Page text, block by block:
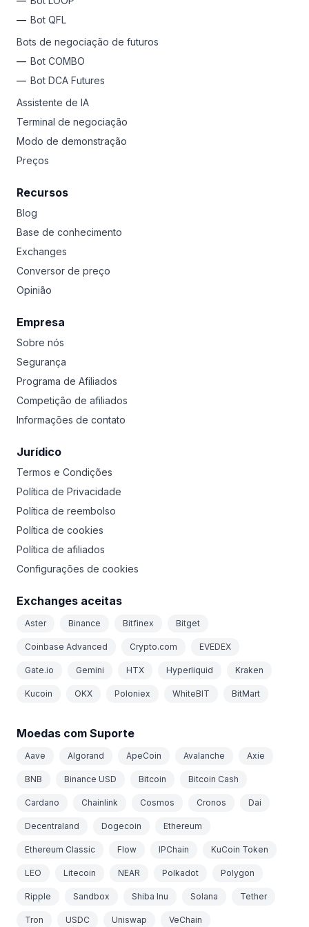
e acesse 17 exchanges em um só lugar, libere bots de
use ferramentas avançadas para garantir ganhos e
limitar perdas, HODL a longo prazo ou negocie
a Bitsgap é sua plataforma de lançamento para riquezas
em criptomoedas.
Bot QFL
Bots de negociação de futuros
Bot COMBO
Bot DCA Futures
Assistente de IA
Terminal de negociação
Modo de demonstração
Preços
Recursos
Blog
Base de conhecimento
Exchanges
Conversor de preço
Opinião
Empresa
Sobre nós
Segurança
Programa de Afiliados
Competição de afiliados
Informações de contato
Jurídico
Termos e Condições
Política de Privacidade
Política de reembolso
Política de cookies
Política de afiliados
Configurações de cookies
Exchanges aceitas
Aster Binance Bitfinex Bitget
Coinbase Advanced Crypto.com EVEDEX
Gate.io Gemini HTX Hyperliquid Kraken
Kucoin OKX Poloniex WhiteBIT BitMart
Moedas com Suporte
Aave Algorand ApeCoin Avalanche Axie
BNB Binance USD Bitcoin Bitcoin Cash
Cardano Chainlink Cosmos Cronos Dai
Decentraland Dogecoin Ethereum
Ethereum Classic Flow IPChain KuCoin Token
LEO Litecoin NEAR Polkadot Polygon
Ripple Sandbox Shiba Inu Solana Tether
Tron USDC Uniswap VeChain